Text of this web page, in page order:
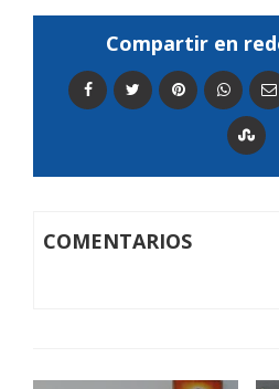
Compartir en
COMENTARIOS